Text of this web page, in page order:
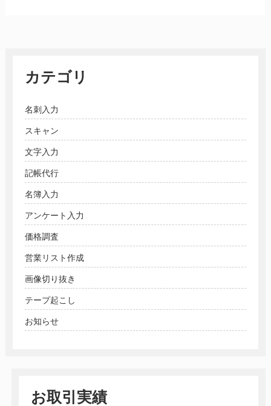
カテゴリ
名刺入力
スキャン
文字入力
記帳代行
名簿入力
アンケート入力
価格調査
営業リスト作成
画像切り抜き
テープ起こし
お知らせ
お取引実績